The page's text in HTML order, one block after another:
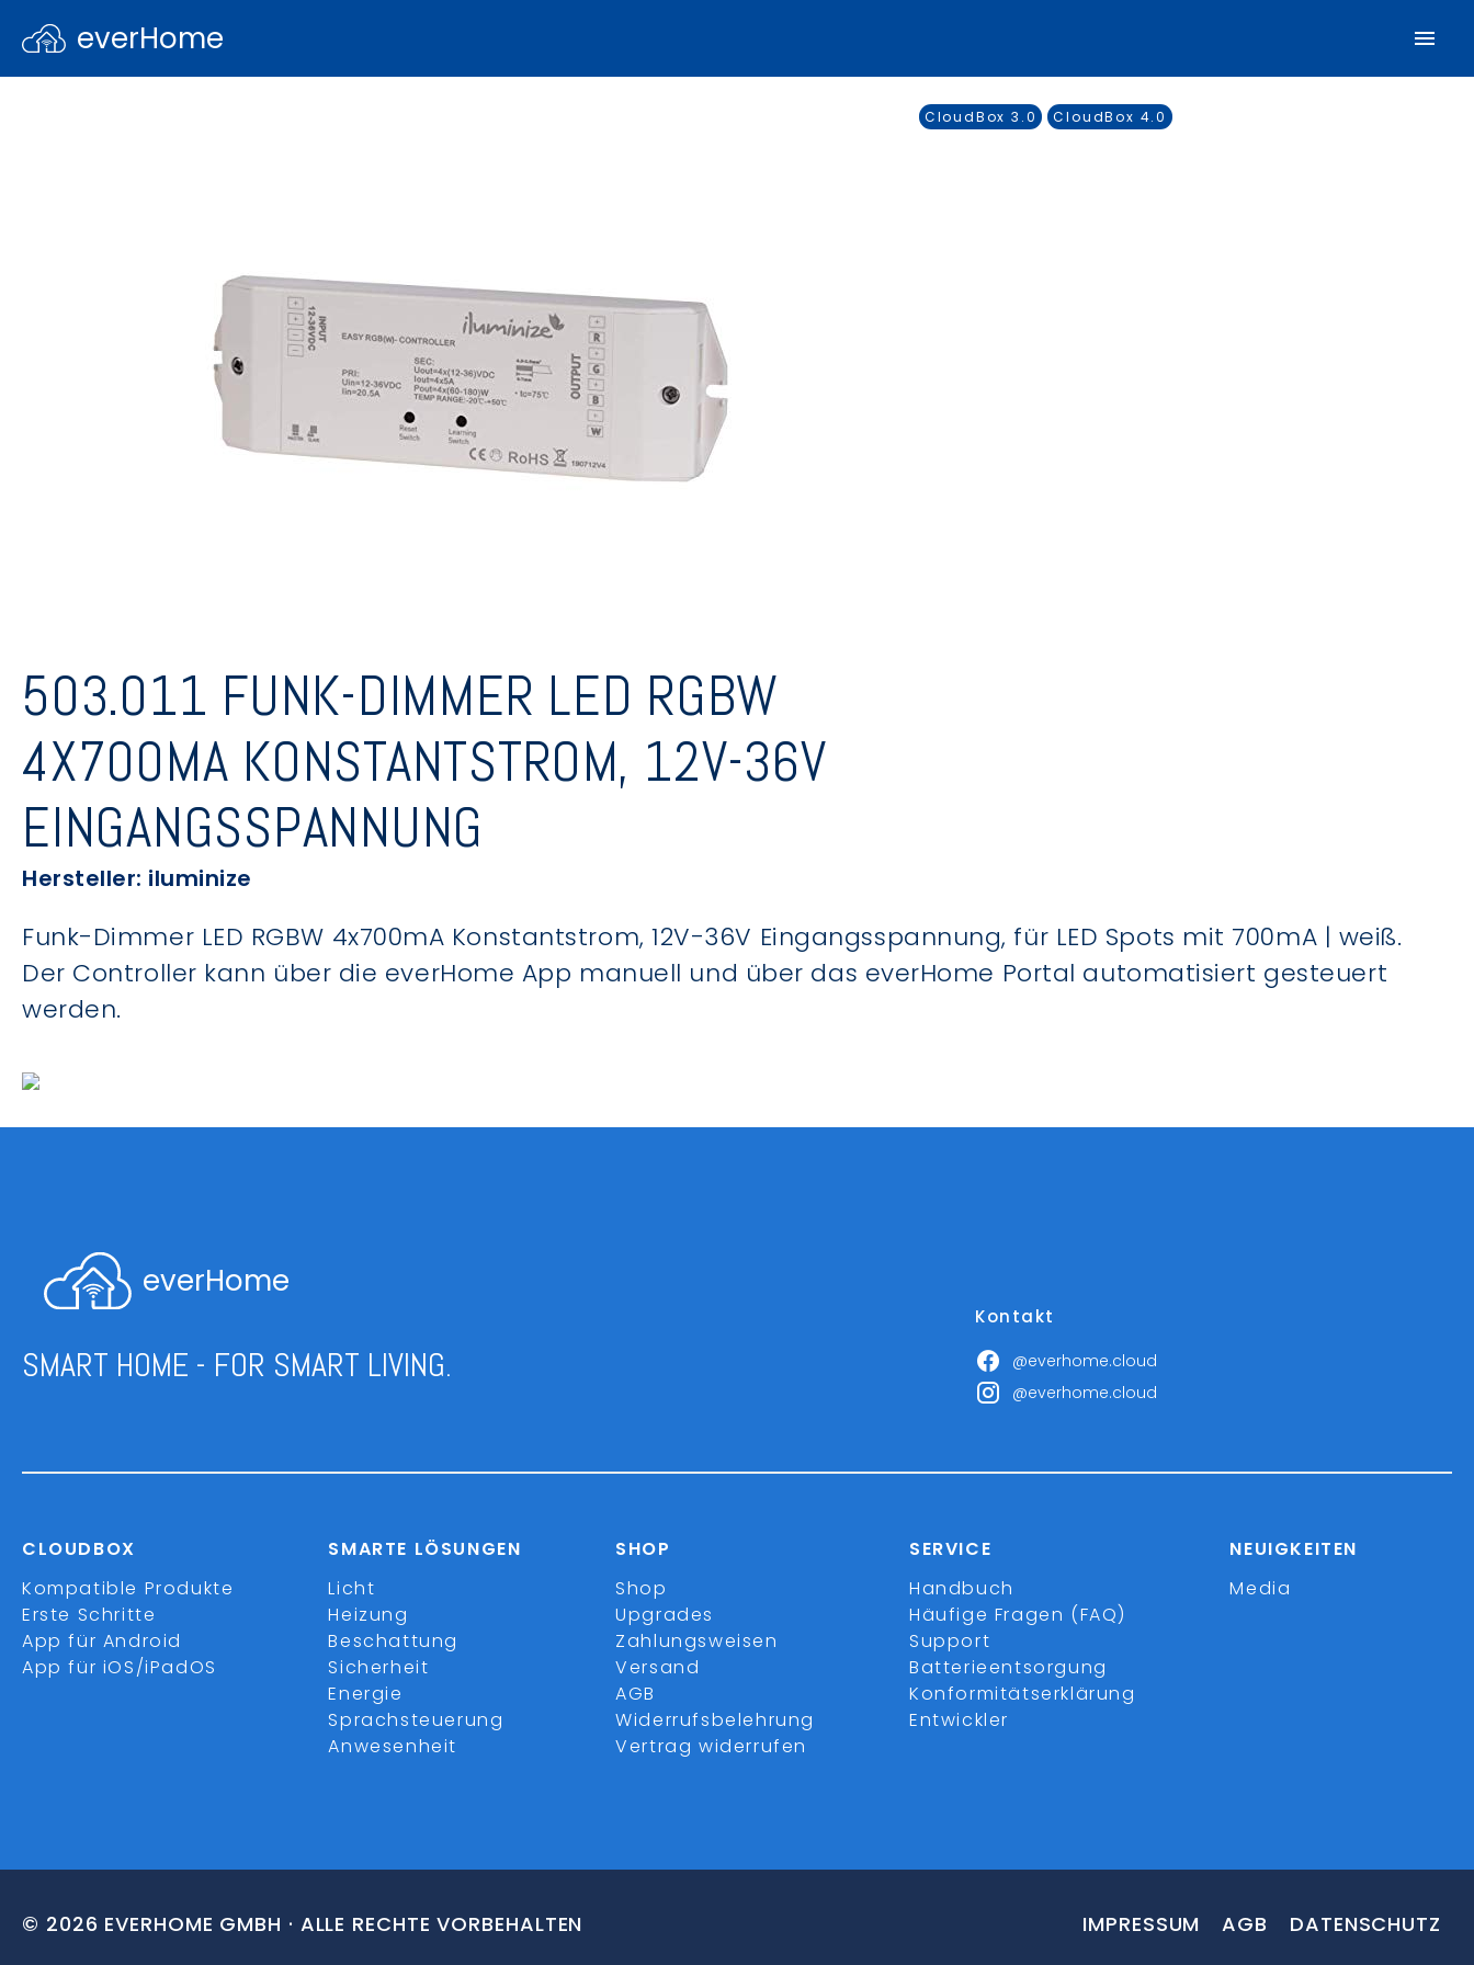
everHome
CloudBox 3.0 CloudBox 4.0
503.011 FUNK-DIMMER LED RGBW
4X700MA KONSTANTSTROM, 12V-36V
EINGANGSSPANNUNG
Hersteller: iluminize
Funk-Dimmer LED RGBW 4x700mA Konstantstrom, 12V-36V Eingangsspannung, für LED Spots mit 700mA | weiß.
Der Controller kann über die everHome App manuell und über das everHome Portal automatisiert gesteuert
werden.
everHome
SMART HOME - FOR SMART LIVING.
Kontakt
@everhome.cloud
@everhome.cloud
CLOUDBOX
Kompatible Produkte
Erste Schritte
App für Android
App für iOS/iPadOS
SMARTE LÖSUNGEN
Licht
Heizung
Beschattung
Sicherheit
Energie
Sprachsteuerung
Anwesenheit
SHOP
Shop
Upgrades
Zahlungsweisen
Versand
AGB
Widerrufsbelehrung
Vertrag widerrufen
SERVICE
Handbuch
Häufige Fragen (FAQ)
Support
Batterieentsorgung
Konformitätserklärung
Entwickler
NEUIGKEITEN
Media
© 2026 EVERHOME GMBH · ALLE RECHTE VORBEHALTEN IMPRESSUM AGB DATENSCHUTZ